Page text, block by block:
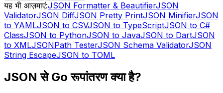
यह भी आज़माएं:JSON Formatter & BeautifierJSON
ValidatorJSON DiffJSON Pretty PrintJSON MinifierJSON
to YAMLJSON to CSVJSON to TypeScriptJSON to C#
ClassJSON to PythonJSON to JavaJSON to DartJSON
to XMLJSONPath TesterJSON Schema ValidatorJSON
String EscapeJSON to TOML
JSON से Go रूपांतरण क्या है?